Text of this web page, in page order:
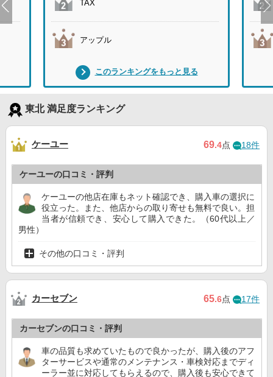
TAX
アップル
このランキングをもっと見る
東北 満足度ランキング
ケーユー 69.4点 18件
ケーユーの口コミ・評判
ケーユーの他店在庫もネット確認でき、購入車の選択に
役立った。また、他店からの取り寄せも無料で良い。担
当者が信頼でき、安心して購入できた。（60代以上／
男性）
その他の口コミ・評判
カーセブン 65.6点 17件
カーセブンの口コミ・評判
車の品質も求めていたもので良かったが、購入後のアフ
ターサービスや通常のメンテナンス・車検対応までディ
ーラー並に対応してもらえるので、購入後も安心できて